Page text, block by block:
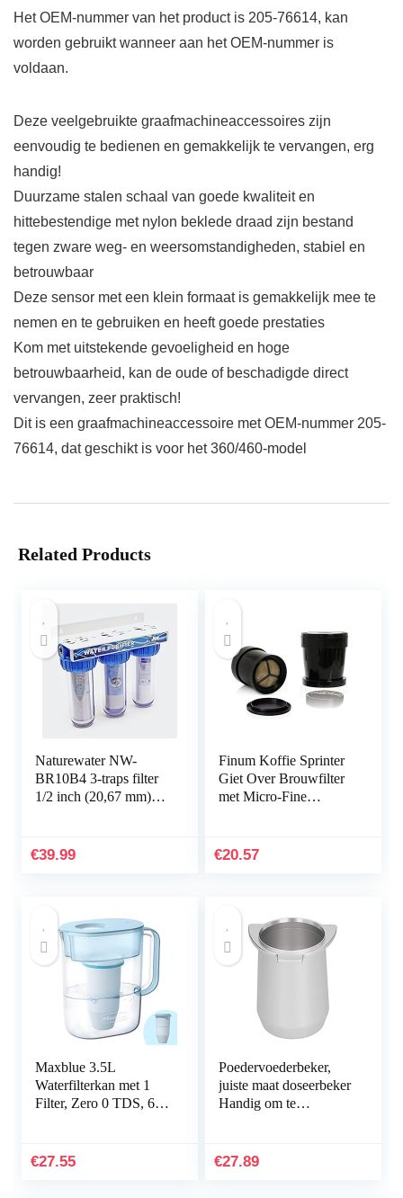
Het OEM-nummer van het product is 205-76614, kan
worden gebruikt wanneer aan het OEM-nummer is
voldaan.
Deze veelgebruikte graafmachineaccessoires zijn
eenvoudig te bedienen en gemakkelijk te vervangen, erg
handig!
Duurzame stalen schaal van goede kwaliteit en
hittebestendige met nylon beklede draad zijn bestand
tegen zware weg- en weersomstandigheden, stabiel en
betrouwbaar
Deze sensor met een klein formaat is gemakkelijk mee te
nemen en te gebruiken en heeft goede prestaties
Kom met uitstekende gevoeligheid en hoge
betrouwbaarheid, kan de oude of beschadigde direct
vervangen, zeer praktisch!
Dit is een graafmachineaccessoire met OEM-nummer 205-
76614, dat geschikt is voor het 360/460-model
Related Products
Naturewater NW-
BR10B4 3-traps filter
1/2 inch (20,67 mm)
€39.99
Finum Koffie Sprinter
Giet Over Brouwfilter
met Micro-Fine
Beker, Zwart
€20.57
Maxblue 3.5L
Waterfilterkan met 1
Filter, Zero 0 TDS, 6-
Fluoride, Chloor en
€27.55
Poedervoederbeker,
juiste maat doseerbeker
Handig om te
melktheewinkels
€27.89